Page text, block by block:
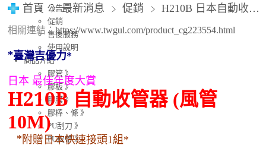
公告
促銷
售後服務
使用說明
商品介紹
膠管 》
膠板 》
膠膜 》
膠棒、條 》
PU刮刀 》
PU皮帶 》
首頁 最新消息 促銷 H210B 日本自動收管器 10M、日本膠管輪座、日本捲管輪、自動收線空壓管、風管輪座、空壓機風管、日本捲管輪、日本收管器
相關連結：https://www.twgul.com/product_cg223554.html
*臺灣吉優力*
日本 最佳年度大賞
H210B 自動收管器 (風管
10M)
*附贈日本快速接頭1組 *